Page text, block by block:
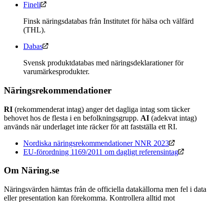
Fineli
Finsk näringsdatabas från Institutet för hälsa och välfärd
(THL).
Dabas
Svensk produktdatabas med näringsdeklarationer för
varumärkesprodukter.
Näringsrekommendationer
RI (rekommenderat intag) anger det dagliga intag som täcker
behovet hos de flesta i en befolkningsgrupp. AI (adekvat intag)
används när underlaget inte räcker för att fastställa ett RI.
Nordiska näringsrekommendationer NNR 2023
EU-förordning 1169/2011 om dagligt referensintag
Om Näring.se
Näringsvärden hämtas från de officiella datakällorna men fel i data
eller presentation kan förekomma. Kontrollera alltid mot